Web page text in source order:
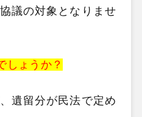
議の対象となりませ
しょうか？
遺留分が民法で定め